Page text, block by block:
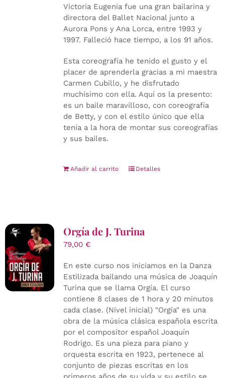
Victoria Eugenia fue una gran bailarina y
directora del Ballet Nacional junto a
Aurora Pons y Ana Lorca, entre 1993 y
1997. Falleció hace tiempo, a los 91 años.
Esta coreografía he tenido el gusto y el
placer de aprenderla gracias a mi maestra
Carmen Cubillo, y he disfrutado
muchísimo con ella. Aquí os la presento:
es un baile maravilloso, con coreografía
de Betty, y con el estilo único que ella
tenía a la hora de montar sus coreografías
y sus bailes.
Añadir al carrito Detalles
Orgía de J. Turina
79,00 €
En este curso nos iniciamos en la Danza
Estilizada bailando una música de Joaquín
Turina que se llama Orgía. El curso
contiene 8 clases de 1 hora y 20 minutos
cada clase. (Nivel inicial) "Orgía" es una
obra de la música clásica española escrita
por el compositor español Joaquín
Rodrigo. Es una pieza para piano y
orquesta escrita en 1923, pertenece al
conjunto de piezas escritas en los